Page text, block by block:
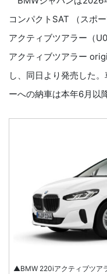
コンパクトSAT （スポ
アクティブツアラー（
アクティブツアラー
し、同日より発売した
ーへの納車は本年6月以
▲BMW 220iアクティブツ